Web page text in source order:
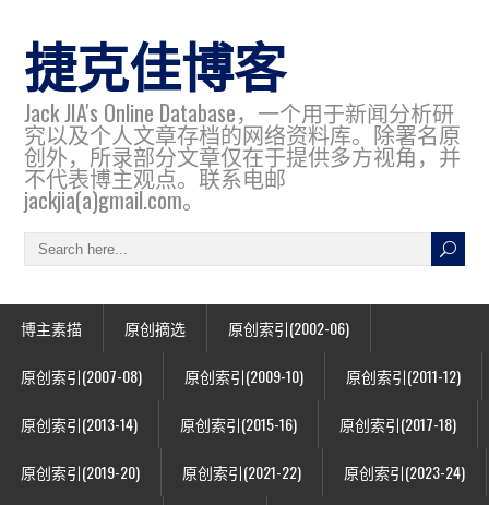
捷克佳博客
Jack JIA's Online Database，一个用于新闻分析研
究以及个人文章存档的网络资料库。除署名原
创外，所录部分文章仅在于提供多方视角，并
不代表博主观点。联系电邮
jackjia(a)gmail.com。
博主素描 原创摘选 原创索引(2002-06)
原创索引(2007-08) 原创索引(2009-10) 原创索引(2011-12)
原创索引(2013-14) 原创索引(2015-16) 原创索引(2017-18)
原创索引(2019-20) 原创索引(2021-22) 原创索引(2023-24)